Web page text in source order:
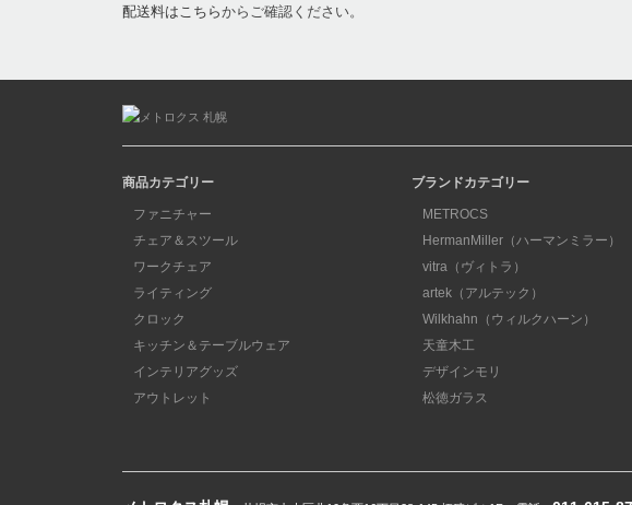
配送料はこちらからご確認ください。
商品カテゴリー
ファニチャー
チェア＆スツール
ワークチェア
ライティング
クロック
キッチン＆テーブルウェア
インテリアグッズ
アウトレット
ブランドカテゴリー
METROCS
HermanMiller（ハーマンミラー）
vitra（ヴィトラ）
artek（アルテック）
Wilkhahn（ウィルクハーン）
天童木工
デザインモリ
松徳ガラス